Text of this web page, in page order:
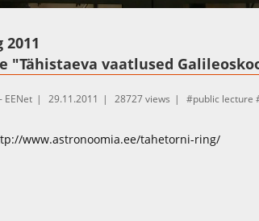
"Tähistaeva vaatlused
EENet 29.11.2011 28727 views public lecture
www.astronoomia.ee/tahetorni-ring/